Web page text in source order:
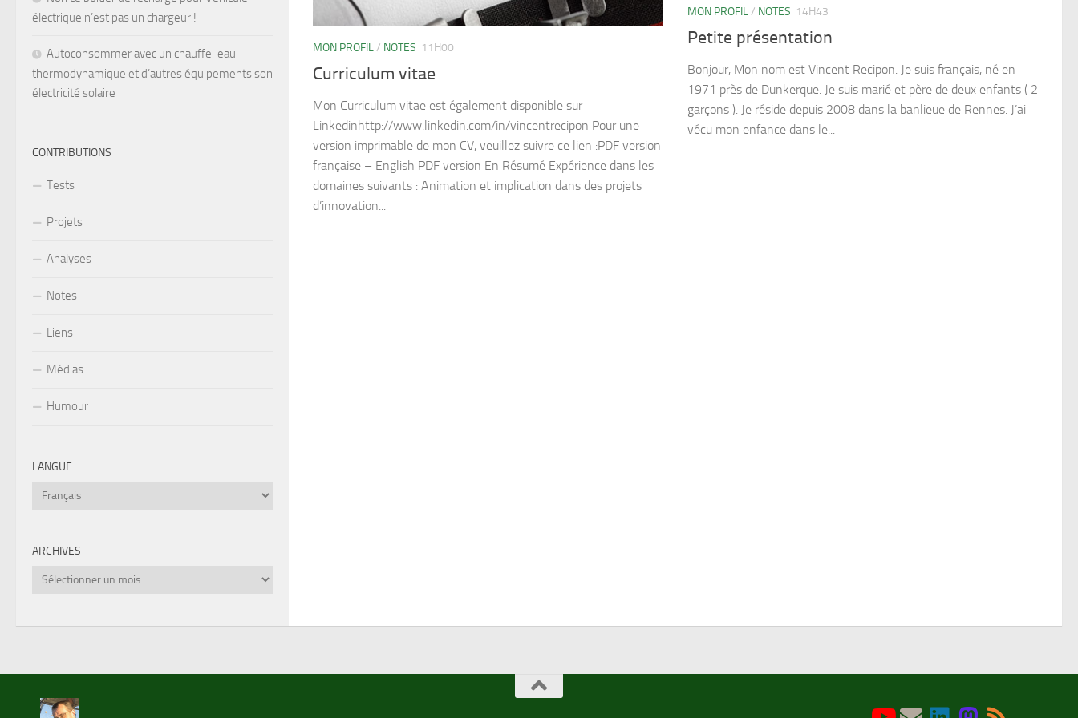
MON PROFIL/ NOTES 11H00
Curriculum vitae
Mon Curriculum vitae est également disponible sur
Linkedinhttp://www.linkedin.com/in/vincentrecipon Pour une
version imprimable de mon CV, veuillez suivre ce lien :PDF version
française – English PDF version En Résumé Expérience dans les
domaines suivants : Animation et implication dans des projets
d’innovation...
MON PROFIL/ NOTES 14H43
Petite présentation
Bonjour, Mon nom est Vincent Recipon. Je suis français, né en
1971 près de Dunkerque. Je suis marié et père de deux enfants ( 2
garçons ). Je réside depuis 2008 dans la banlieue de Rennes. J’ai
vécu mon enfance dans le...
électrique n’est pas un chargeur !
Autoconsommer avec un chauffe-eau
thermodynamique et d’autres équipements son
électricité solaire
CONTRIBUTIONS
Tests
Projets
Analyses
Notes
Liens
Médias
Humour
LANGUE :
ARCHIVES
Archives